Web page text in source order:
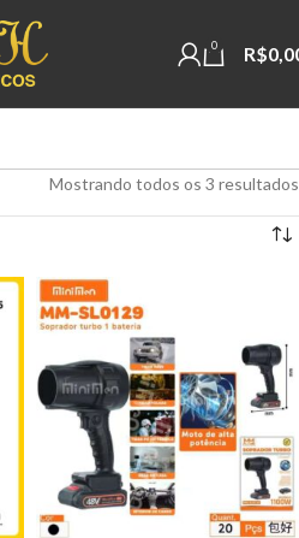
0 R$
Mostrando todos os 3 resultados